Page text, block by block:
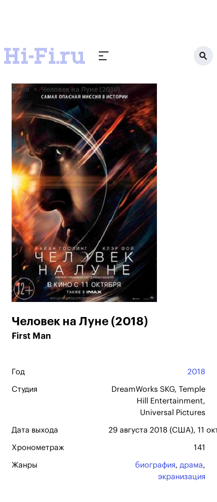
Кино Человек на Луне (2018)
Человек на Луне (2018)
First Man
Год 2018
Студия
DreamWorks SKG, Temple
Hill Entertainment,
Universal Pictures
Дата выхода 29 августа 2018 (США), 11
Хронометраж 141
Жанры биография, драма,
экранизация